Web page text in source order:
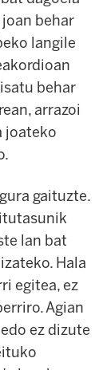
behar
langile
behar
arrazoi
joateko
gaituzte.
lan bat
Hala
egitea, ez
Agian
ez dizute